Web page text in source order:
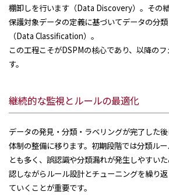
棚卸しを行います（Data Discovery）。その
保護対象データの定義に基づいてデータの分
（Data Classification）。
この工程こそがDSPMの核心であり、以降の
す。
継続的な監視とルールの最適化
データの発見・分類・ラベリングが完了した
体制の整備に移ります。初期段階では分類ル
とも多く、誤認識や分類漏れが発生しやすい
認しながらルール設計とチューニングを繰り
ていくことが重要です。